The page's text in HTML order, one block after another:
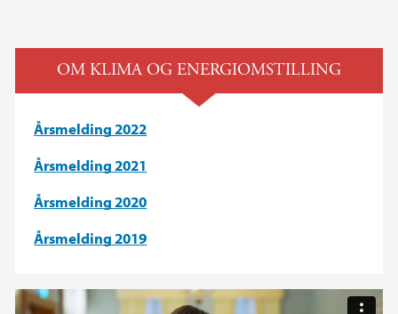
OM KLIMA OG ENERGIOMSTILLING
Årsmelding 2022
Årsmelding 2021
Årsmelding 2020
Årsmelding 2019
Energiomstilling ved UiB